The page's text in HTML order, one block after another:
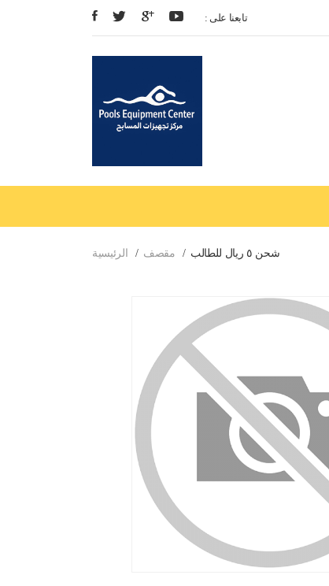
: تابعنا على
الرئيسية مقصف شحن ٥ ريال للطالب